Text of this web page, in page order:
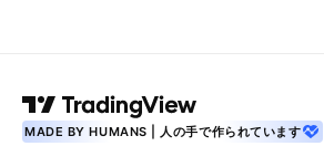
MADE BY HUMANS | 人の手で作られています